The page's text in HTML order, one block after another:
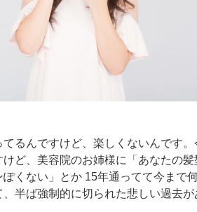
るんですけど、楽しくないんです。
ど、美容院のお姉様に「あなたの髪
くない」とか 15年通ってて今まで
半ば強制的に切られた悲しい過去が